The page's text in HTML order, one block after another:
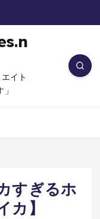
イト
すぎるホ
カ】